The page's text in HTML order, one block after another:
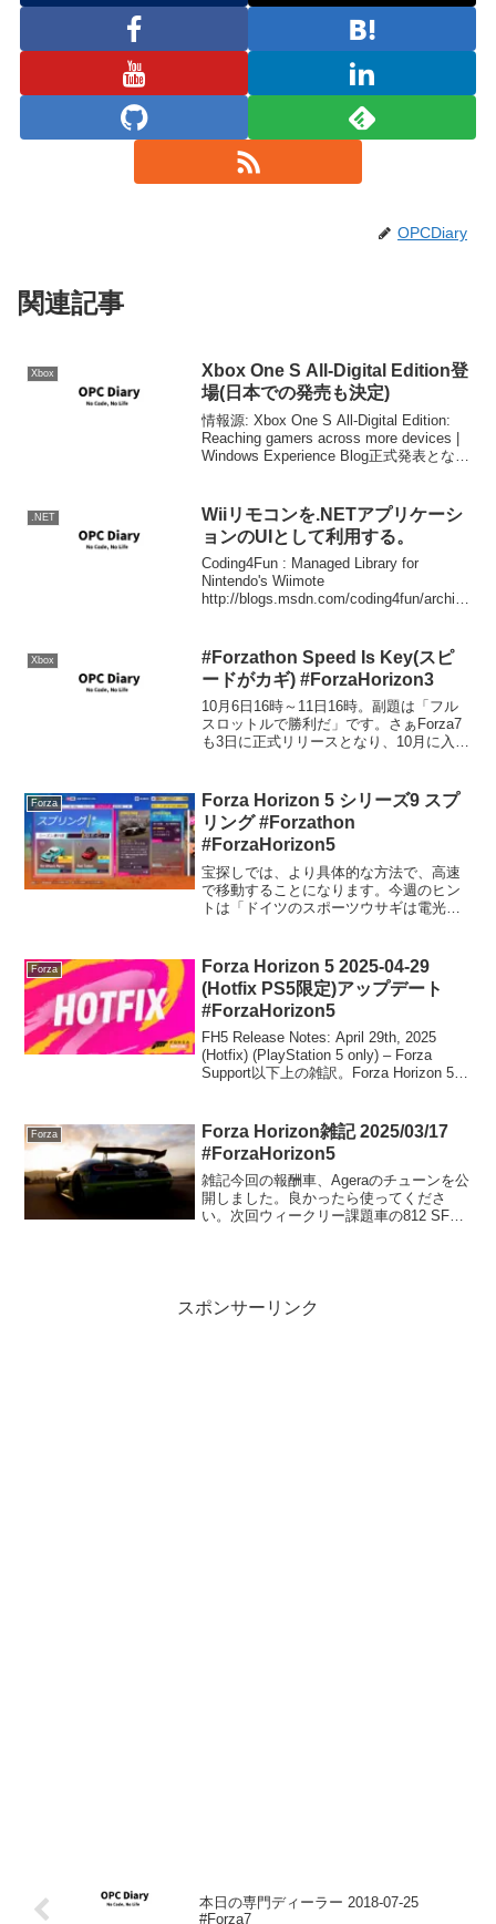
OPCDiary
関連記事
Xbox
Xbox One S All-Digital Edition登
場(日本での発売も決定)
情報源: Xbox One S All-Digital Edition:
Reaching gamers across more devices |
Windows Experience Blog正式発表となり
.NET
Wiiリモコンを.NETアプリケーシ
ョンのUIとして利用する。
Coding4Fun : Managed Library for
Nintendo's Wiimote
http://blogs.msdn.com/coding4fun/archive
Xbox
#Forzathon Speed Is Key(スピ
ードがカギ) #ForzaHorizon3
10月6日16時～11日16時。副題は「フル
スロットルで勝利だ」です。さぁForza7
も3日に正式リリースとなり、10月に入っ
ング)#Forzath...
Forza
Forza Horizon 5 シリーズ9 スプ
リング #Forzathon
#ForzaHorizon5
宝探しでは、より具体的な方法で、高速
で移動することになります。今週のヒン
トは「ドイツのスポーツウサギは電光石
ルフGTI Mk1（北米では「ラビット」と
呼ばれる）を手に...
Forza
Forza Horizon 5 2025-04-29
(Hotfix PS5限定)アップデート
#ForzaHorizon5
FH5 Release Notes: April 29th, 2025
(Hotfix) (PlayStation 5 only) – Forza
Support以下上の雑訳。Forza Horizon 5
Forza
Forza Horizon雑記 2025/03/17
#ForzaHorizon5
雑記今回の報酬車、Ageraのチューンを公
開しました。良かったら使ってくださ
い。次回ウィークリー課題車の812 SFの
スポンサーリンク
本日の専門ディーラー 2018-07-25
#Forza7